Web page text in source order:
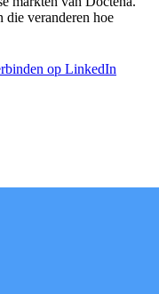
veranderen hoe
op LinkedIn